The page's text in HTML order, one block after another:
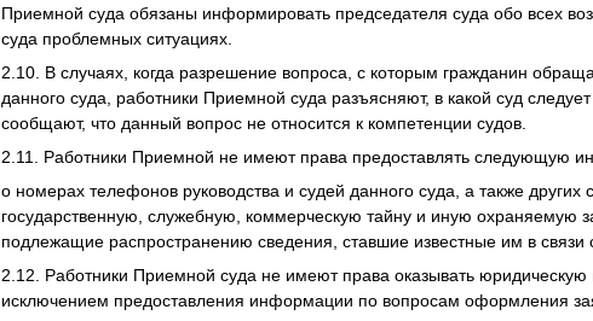
Приемной суда обязаны информировать председателя суда обо всех
суда проблемных ситуациях.
2.10. В случаях, когда разрешение вопроса, с которым гражданин
данного суда, работники Приемной суда разъясняют, в какой суд
сообщают, что данный вопрос не относится к компетенции судов.
2.11. Работники Приемной не имеют права предоставлять следующую
о номерах телефонов руководства и судей данного суда, а также
государственную, служебную, коммерческую тайну и иную охраняемую
подлежащие распространению сведения, ставшие известные им в связи
2.12. Работники Приемной суда не имеют права оказывать
исключением предоставления информации по вопросам оформления